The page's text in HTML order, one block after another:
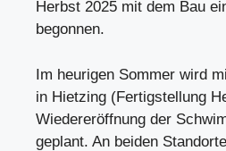
Herbst 2025 mit dem Bau
begonnen.
Im heurigen Sommer wird
in Hietzing (Fertigstellung
Wiedereröffnung der
geplant. An beiden